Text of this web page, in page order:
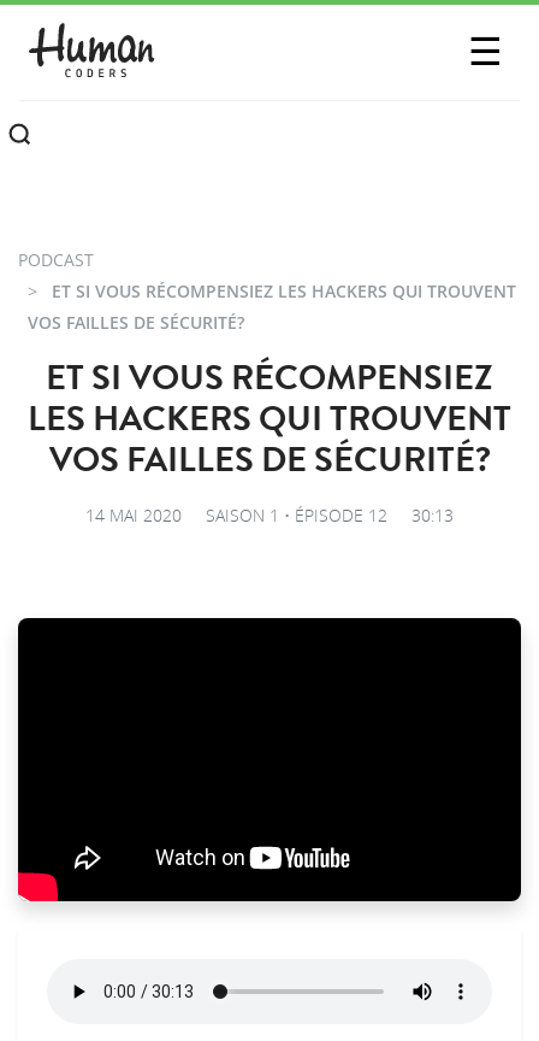
☰
PODCAST
ET SI VOUS RÉCOMPENSIEZ LES HACKERS QUI TROUVENT
VOS FAILLES DE SÉCURITÉ?
ET SI VOUS RÉCOMPENSIEZ
LES HACKERS QUI TROUVENT
VOS FAILLES DE SÉCURITÉ?
14 MAI 2020 SAISON 1 • ÉPISODE 12 30:13